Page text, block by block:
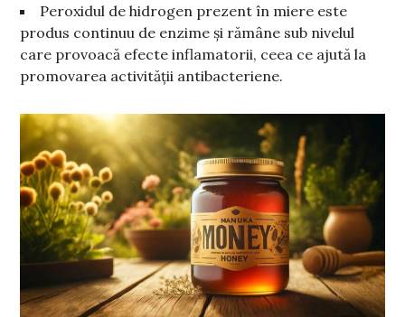
Peroxidul de hidrogen prezent în miere este
produs continuu de enzime și rămâne sub nivelul
care provoacă efecte inflamatorii, ceea ce ajută la
promovarea activității antibacteriene.